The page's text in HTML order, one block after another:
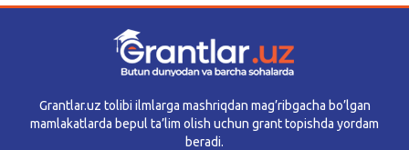
Grantlar.uz tolibi ilmlarga mashriqdan mag’ribgacha bo’lgan
mamlakatlarda bepul ta’lim olish uchun grant topishda yordam
beradi.